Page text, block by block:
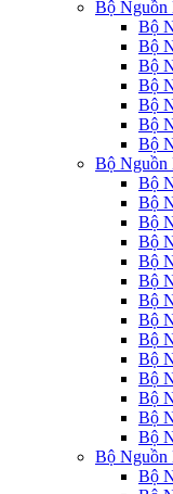
Bộ Nguồn
Bộ
Bộ
Bộ
Bộ
Bộ
Bộ
Bộ
Bộ Nguồn
Bộ
Bộ
Bộ
Bộ
Bộ
Bộ
Bộ
Bộ
Bộ
Bộ
Bộ
Bộ
Bộ
Bộ
Bộ Nguồn
Bộ